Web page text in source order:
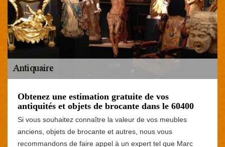
Obtenez une estimation gratuite de vos
antiquités et objets de brocante dans le 60400
Si vous souhaitez connaître la valeur de vos meubles
anciens, objets de brocante et autres, nous vous
recommandons de faire appel à un expert tel que Marc